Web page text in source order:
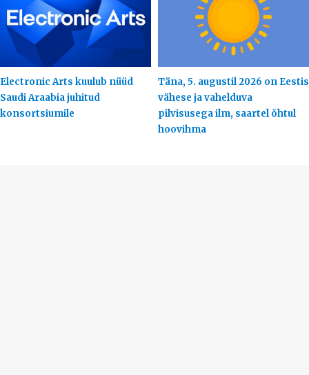
Electronic Arts kuulub nüüd
Saudi Araabia juhitud
konsortsiumile
Täna, 5. augustil 2026 on Eestis
vähese ja vahelduva
pilvisusega ilm, saartel õhtul
hoovihma